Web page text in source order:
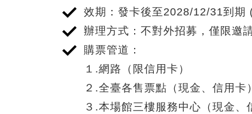
效期：發卡後至2028/12/31到期
辦理方式：不對外招募，僅限邀
購票管道：
１.網路（限信用卡）
２.全臺各售票點（現金、信用卡）
３.本場館三樓服務中心（現金、